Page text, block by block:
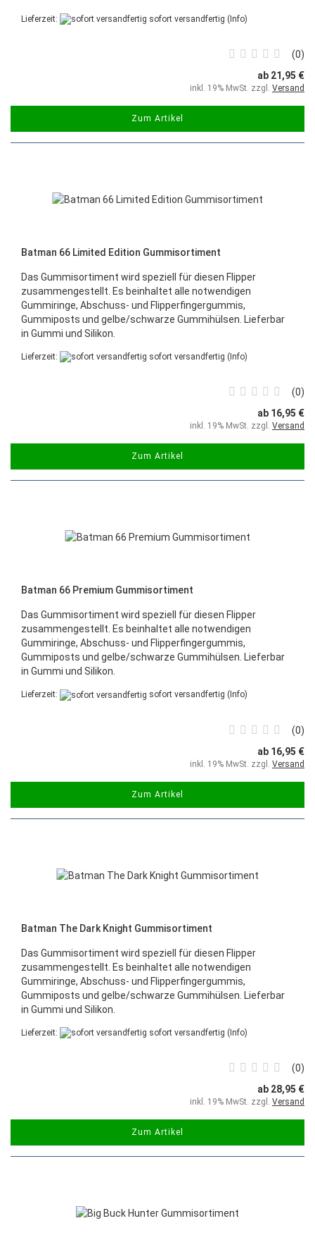
Lieferzeit: sofort versandfertig (Info)
0
ab 21,95 €
inkl. 19% MwSt. zzgl. Versand
Zum Artikel
Batman 66 Limited Edition Gummisortiment
Das Gummisortiment wird speziell für diesen Flipper
zusammengestellt. Es beinhaltet alle notwendigen
Gummiringe, Abschuss- und Flipperfingergummis,
Gummiposts und gelbe/schwarze Gummihülsen. Lieferbar
in Gummi und Silikon.
Lieferzeit: sofort versandfertig (Info)
0
ab 16,95 €
inkl. 19% MwSt. zzgl. Versand
Zum Artikel
Batman 66 Premium Gummisortiment
Das Gummisortiment wird speziell für diesen Flipper
zusammengestellt. Es beinhaltet alle notwendigen
Gummiringe, Abschuss- und Flipperfingergummis,
Gummiposts und gelbe/schwarze Gummihülsen. Lieferbar
in Gummi und Silikon.
Lieferzeit: sofort versandfertig (Info)
0
ab 16,95 €
inkl. 19% MwSt. zzgl. Versand
Zum Artikel
Batman The Dark Knight Gummisortiment
Das Gummisortiment wird speziell für diesen Flipper
zusammengestellt. Es beinhaltet alle notwendigen
Gummiringe, Abschuss- und Flipperfingergummis,
Gummiposts und gelbe/schwarze Gummihülsen. Lieferbar
in Gummi und Silikon.
Lieferzeit: sofort versandfertig (Info)
0
ab 28,95 €
inkl. 19% MwSt. zzgl. Versand
Zum Artikel